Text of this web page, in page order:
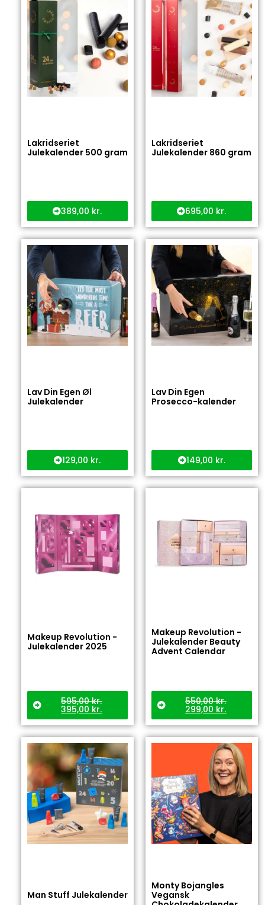
Lakridseriet
Julekalender 500 gram
389,00 kr.
Lakridseriet
Julekalender 860 gram
695,00 kr.
Lav Din Egen Øl
Julekalender
129,00 kr.
Lav Din Egen
Prosecco-kalender
149,00 kr.
Makeup Revolution -
Julekalender 2025
595,00kr.
395,00 kr.
Makeup Revolution -
Julekalender Beauty
Advent Calendar
550,00kr.
299,00 kr.
Man Stuff Julekalender
Monty Bojangles
Vegansk